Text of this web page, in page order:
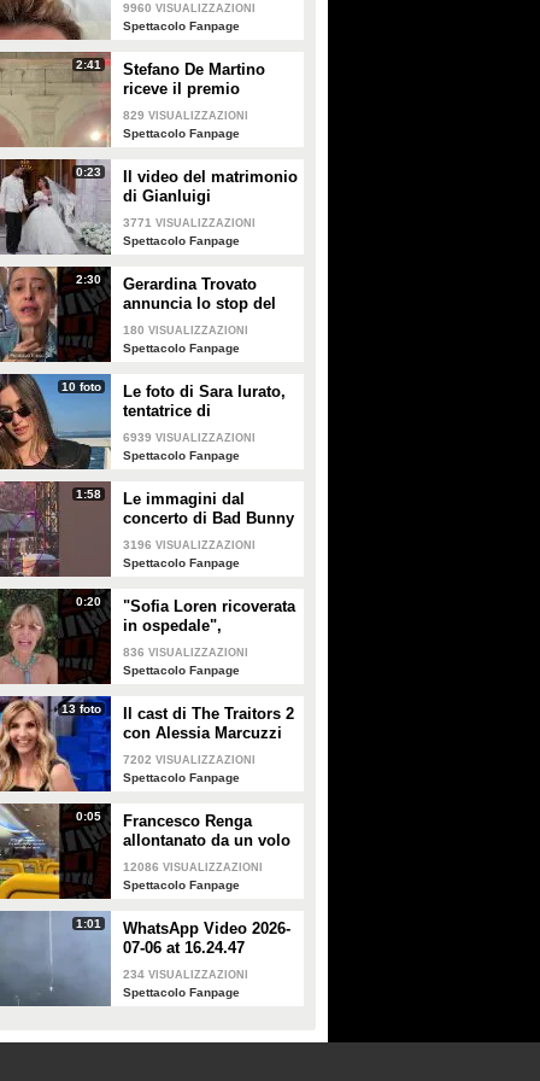
creme solari
9960 VISUALIZZAZIONI
Spettacolo Fanpage
2:41
Stefano De Martino
riceve il premio
intitolato al padre
Enrico
829 VISUALIZZAZIONI
Spettacolo Fanpage
0:23
Il video del matrimonio
di Gianluigi
Donnarumma e Alessia
Elefante
3771 VISUALIZZAZIONI
Spettacolo Fanpage
2:30
Gerardina Trovato
annuncia lo stop del
tour per problemi di
salute
180 VISUALIZZAZIONI
Spettacolo Fanpage
10 foto
Le foto di Sara Iurato,
tentatrice di
Temptation Island 2026
6939 VISUALIZZAZIONI
Spettacolo Fanpage
1:58
Le immagini dal
concerto di Bad Bunny
a Milano
3196 VISUALIZZAZIONI
Spettacolo Fanpage
0:20
"Sofia Loren ricoverata
in ospedale",
Alessandra Mussolini
smentisce: "È serena e
836 VISUALIZZAZIONI
Spettacolo Fanpage
13 foto
Il cast di The Traitors 2
con Alessia Marcuzzi
7202 VISUALIZZAZIONI
Spettacolo Fanpage
0:05
Francesco Renga
allontanato da un volo
Ryanair dopo una
discussione con gli
12086 VISUALIZZAZIONI
Spettacolo Fanpage
1:01
WhatsApp Video 2026-
07-06 at 16.24.47
234 VISUALIZZAZIONI
Spettacolo Fanpage